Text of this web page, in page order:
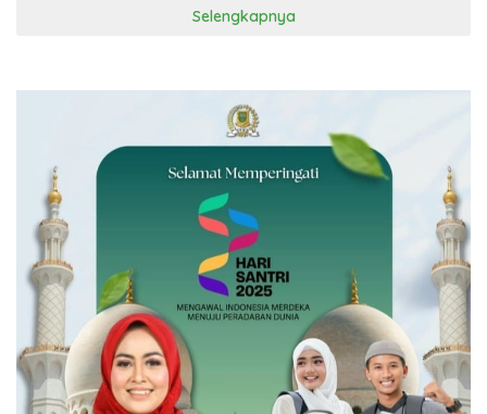
Selengkapnya